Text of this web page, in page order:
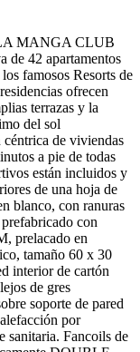
MANGA CLUB
de 42 apartamentos
famosos Resorts de
ofrecen
terrazas y la
del sol
de viviendas
a pie de todas
están incluidos y
de una hoja de
blanco, con ranuras
con
prelacado en
tamaño 60 x 30
interior de cartón
de gres
soporte de pared
por
sanitaria. Fancoils de